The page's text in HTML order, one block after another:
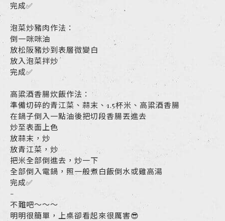
完成✅
泡菜炒豬肉作法：
倒一咪咪油
放松阪豬炒到表層微變白
放入泡菜拌炒
完成✅
高粱酒香腸炊飯作法：
準備切碎的青江菜、蒜末、1.5杯米、高粱酒香腸
在鍋子倒入一點油後把切段香腸丟進去
炒至表面上色
放蒜末，炒
放青江菜，炒
把米全部倒進去，炒一下
全部倒入電鍋，照一般煮白飯倒水或雞高湯
完成✅
-
不難吧～～～
明明很簡單，上桌卻看起來很厲害😎